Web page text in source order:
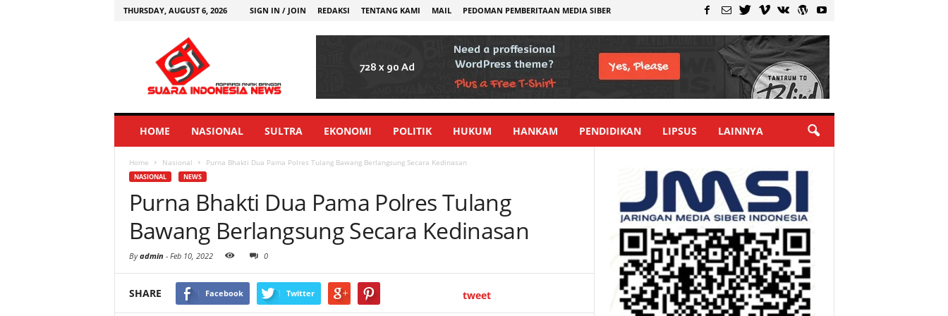
THURSDAY, AUGUST 6, 2026 SIGN IN / JOIN REDAKSI TENTANG KAMI MAIL PEDOMAN PEMBERITAAN MEDIA SIBER
HOME NASIONAL SULTRA EKONOMI POLITIK HUKUM HANKAM PENDIDIKAN LIPSUS LAINNYA
Home Nasional Purna Bhakti Dua Pama Polres Tulang Bawang Berlangsung Secara Kedinasan
NASIONAL NEWS
Purna Bhakti Dua Pama Polres Tulang
Bawang Berlangsung Secara Kedinasan
Byadmin - Feb 10, 2022 0
SHARE Facebook Twitter tweet